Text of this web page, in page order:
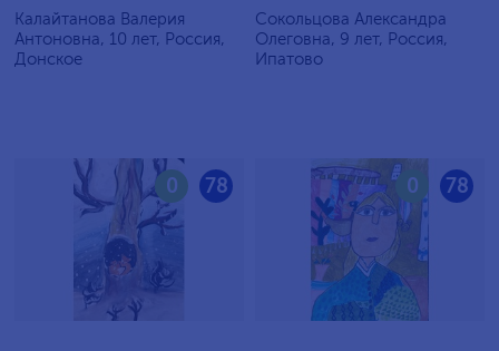
Калайтанова Валерия
Антоновна, 10 лет, Россия,
Донское
Сокольцова Александра
Олеговна, 9 лет, Россия,
Ипатово
78
0 78
0